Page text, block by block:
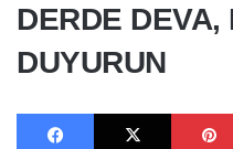
DERDE
DUYURUN
Facebook X